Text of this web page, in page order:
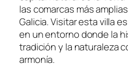
las comarcas más
Galicia. Visitar esta villa
en un entorno donde la
tradición y la naturaleza
armonía.